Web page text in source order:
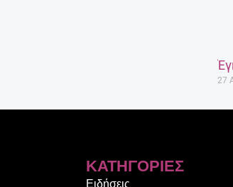
27
ΚΑΤΗΓΟΡΊΕΣ